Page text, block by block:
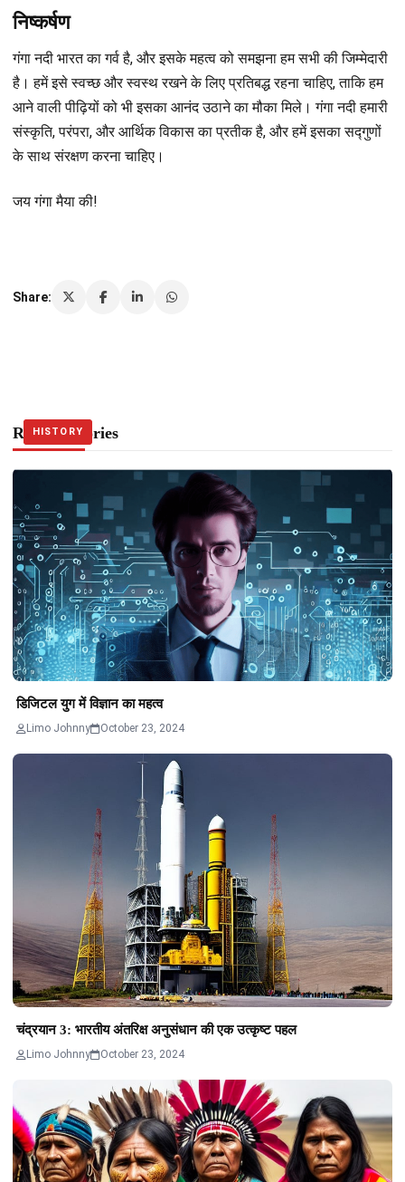
निष्कर्षण
गंगा नदी भारत का गर्व है, और इसके महत्व को समझना हम सभी की जिम्मेदारी
है। हमें इसे स्वच्छ और स्वस्थ रखने के लिए प्रतिबद्ध रहना चाहिए, ताकि हम
आने वाली पीढ़ियों को भी इसका आनंद उठाने का मौका मिले। गंगा नदी हमारी
संस्कृति, परंपरा, और आर्थिक विकास का प्रतीक है, और हमें इसका सद्गुणों
के साथ संरक्षण करना चाहिए।
जय गंगा मैया की!
Share:
Related Stories
JANKARI
डिजिटल युग में विज्ञान का महत्व
Limo Johnny October 23, 2024
HISTORY
चंद्रयान 3: भारतीय अंतरिक्ष अनुसंधान की एक उत्कृष्ट पहल
Limo Johnny October 23, 2024
HISTORY